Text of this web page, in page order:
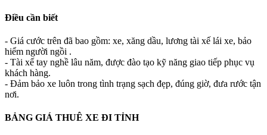
Điều cần biết
- Giá cước trên đã bao gồm: xe, xăng dầu, lương tài xế lái xe, bảo
hiểm người ngồi .
- Tài xế tay nghề lâu năm, được đào tạo kỹ năng giao tiếp phục vụ
khách hàng.
- Đảm bảo xe luôn trong tình trạng sạch đẹp, đúng giờ, đưa rước tận
nơi.
BẢNG GIÁ THUÊ XE ĐI TỈNH